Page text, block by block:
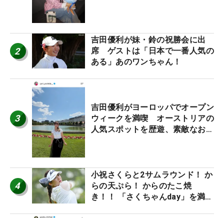
2
吉田優利が妹・鈴の祝勝会に出
席 ゲストは「日本で一番人気の
ある」あのワンちゃん！
3
吉田優利がヨーロッパでオープン
ウィークを満喫 オーストリアの
人気スポットを歴遊、素敵なお土
4
小祝さくらと2サムラウンド！ か
らの天ぷら！ からのたこ焼
き！！ 「さくちゃんday」を満喫